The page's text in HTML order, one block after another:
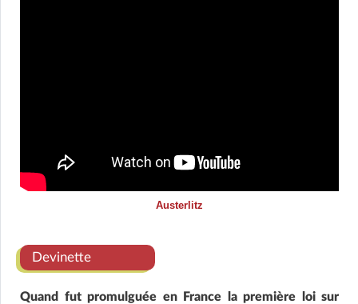
Austerlitz
Devinette
Quand fut promulguée en France la première loi sur